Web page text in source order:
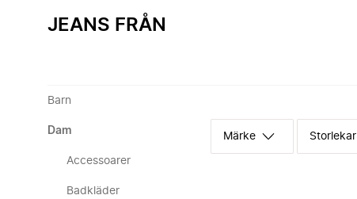
JEANS FRÅN
Barn
Dam
Accessoarer
Badkläder
Märke Storlekar